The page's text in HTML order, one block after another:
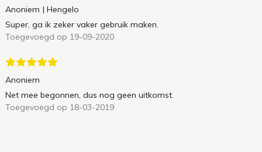
Anoniem | Hengelo
Super, ga ik zeker vaker gebruik maken.
Toegevoegd op 19-09-2020
Anoniem
Net mee begonnen, dus nog geen uitkomst.
Toegevoegd op 18-03-2019